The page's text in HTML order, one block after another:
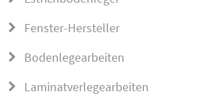
Fenster-Hersteller
Bodenlegearbeiten
Laminatverlegearbeiten